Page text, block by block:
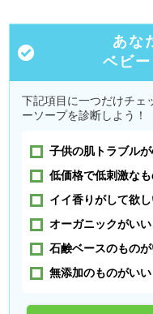
あな
ベビ
下記項目に一つだけチェ
ーソープを診断しよう！
子供の肌トラブル
低価格で低刺激な
イイ香りがして欲
オーガニックがいい
石鹸ベースのもの
無添加のものがいい